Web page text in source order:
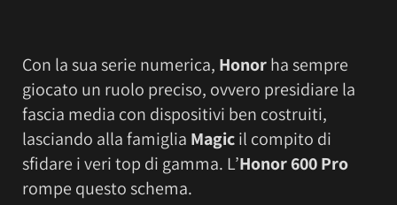
Con la sua serie numerica, Honorha sempre
giocato un ruolo preciso, ovvero presidiare la
fascia media con dispositivi ben costruiti,
lasciando alla famiglia Magicil compito di
sfidare i veri top di gamma. L’Honor 600 Pro
rompe questo schema.